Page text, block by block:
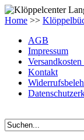
Home >>
AGB
Impressum
Kontakt